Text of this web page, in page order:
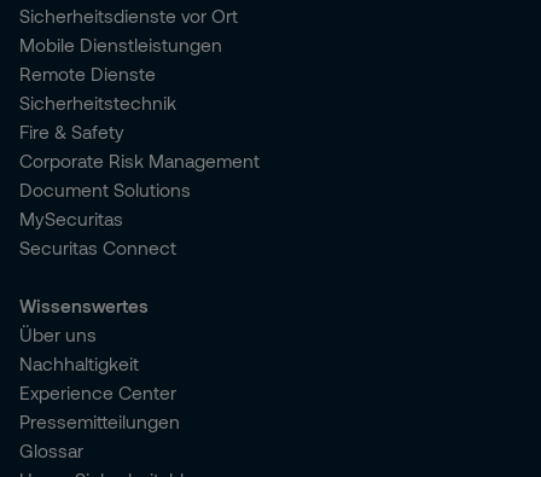
Sicherheitsdienste vor Ort
Mobile Dienstleistungen
Remote Dienste
Sicherheitstechnik
Fire & Safety
Corporate Risk Management
Document Solutions
MySecuritas
Securitas Connect
Wissenswertes
Über uns
Nachhaltigkeit
Experience Center
Pressemitteilungen
Glossar